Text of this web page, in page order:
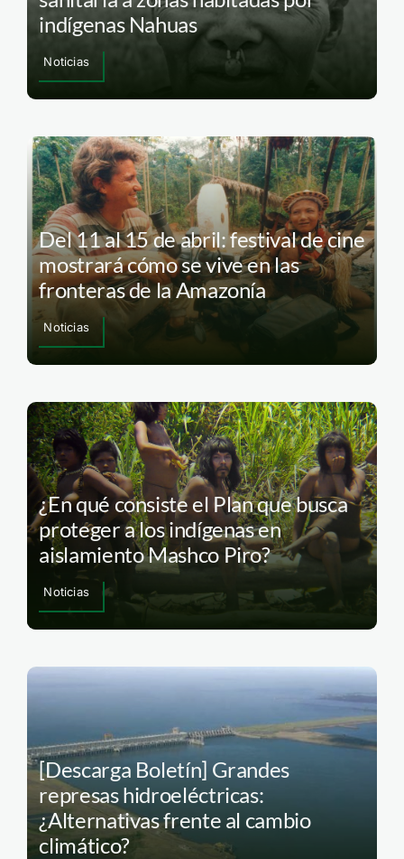
indígenas Nahuas
Noticias
Del 11 al 15 de abril: festival de cine
mostrará cómo se vive en las
fronteras de la Amazonía
Noticias
¿En qué consiste el Plan que busca
proteger a los indígenas en
aislamiento Mashco Piro?
Noticias
[Descarga Boletín] Grandes
represas hidroeléctricas:
¿Alternativas frente al cambio
climático?